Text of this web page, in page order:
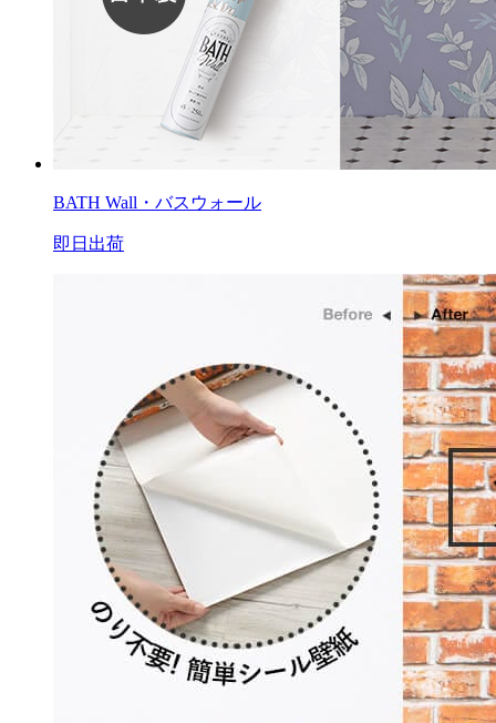
BATH Wall・バスウォール
即日出荷